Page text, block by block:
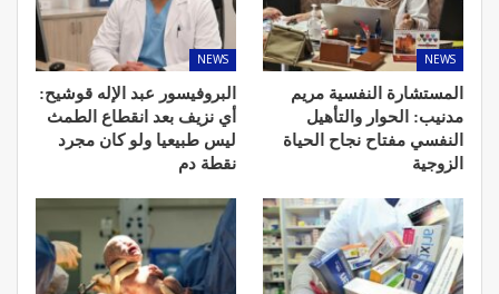
NEWS
المستشارة النفسية مريم
مدنيب: الحوار والتأهيل
النفسي مفتاح نجاح الحياة
الزوجية
NEWS
البروفيسور عبد الإله قوشيح:
أي نزيف بعد انقطاع الطمث
ليس طبيعيا ولو كان مجرد
نقطة دم